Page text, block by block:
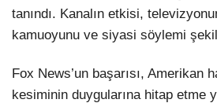
tanındı. Kanalın etkisi,
kamuoyunu ve siyasi söylemi
Fox News’un başarısı, Amerikan
kesiminin duygularına hitap etme